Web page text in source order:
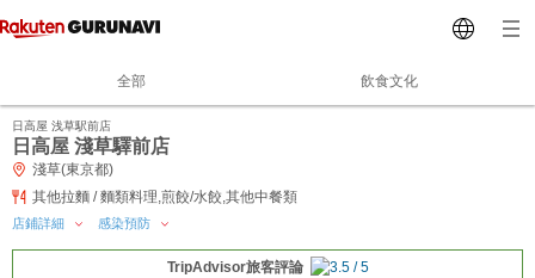
全部 飲食文化
日高屋 浅草駅前店
日高屋 淺草驛前店
淺草(東京都)
其他拉麵 / 麵類料理,煎餃/水餃,其他中餐類
店鋪詳細 感染預防
TripAdvisor旅客評論